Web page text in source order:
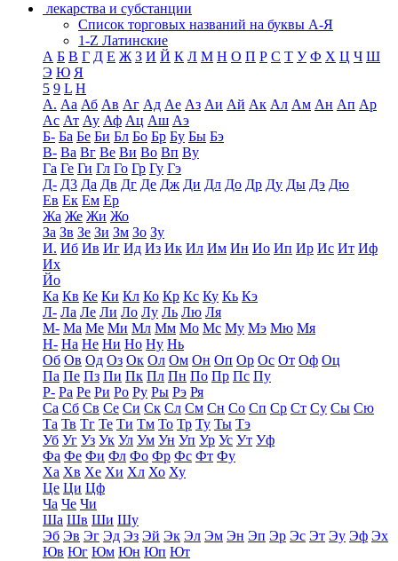
лекарства и субстанции
Список торговых названий на буквы А-Я
1-Z Латинские
А Б В Г Д Е Ж З И Й К Л М Н О П Р С Т У Ф Х Ц Ч Ш
Э Ю Я
5 9 L H
А. Аа Аб Ав Аг Ад Ае Аз Аи Ай Ак Ал Ам Ан Ап Ар
Ас Ат Ау Аф Ац Аш Аэ
Б- Ба Бе Би Бл Бо Бр Бу Бы Бэ
В- Ва Вг Ве Ви Во Вп Ву
Га Ге Ги Гл Го Гр Гу Гэ
Д- Д3 Да Дв Дг Де Дж Ди Дл До Др Ду Ды Дэ Дю
Ев Ек Ем Ер
Жа Же Жи Жо
За Зв Зе Зи Зм Зо Зу
И. Иб Ив Иг Ид Из Ик Ил Им Ин Ио Ип Ир Ис Ит Иф
Их
Йо
Ка Кв Ке Ки Кл Ко Кр Кс Ку Кь Кэ
Л- Ла Ле Ли Ло Лу Ль Лю Ля
М- Ма Ме Ми Мл Мм Мо Мс Му Мэ Мю Мя
Н- На Не Ни Но Ну Нь
Об Ов Од Оз Ок Ол Ом Он Оп Ор Ос От Оф Оц
Па Пе Пз Пи Пк Пл Пн По Пр Пс Пу
Р- Ра Ре Ри Ро Ру Ры Рэ Ря
Са Сб Св Се Си Ск Сл См Сн Со Сп Ср Ст Су Сы Сю
Та Тв Тг Те Ти Тм То Тр Ту Ты Тэ
Уб Уг Уз Ук Ул Ум Ун Уп Ур Ус Ут Уф
Фа Фе Фи Фл Фо Фр Фс Фт Фу
Ха Хв Хе Хи Хл Хо Ху
Це Ци Цф
Ча Че Чи
Ша Шв Ши Шу
Эб Эв Эг Эд Эз Эй Эк Эл Эм Эн Эп Эр Эс Эт Эу Эф Эх
Юв Юг Юм Юн Юп Ют